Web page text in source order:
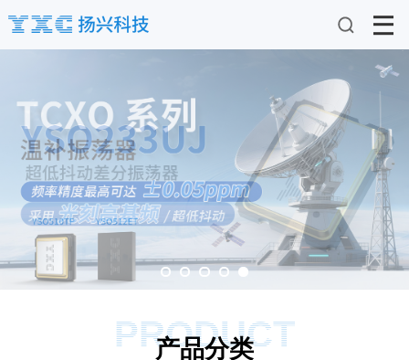
PRODUCT
产品分类